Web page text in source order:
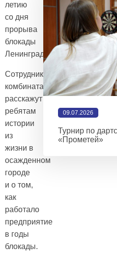
летию
со дня
прорыва
блокады
Ленинграда.
Сотрудники
комбината
расскажут
ребятам
истории
из
жизни в
осажденном
городе
и о том,
как
работало
предприятие
в годы
блокады.
09.07.2026
Турнир по
«Прометей»